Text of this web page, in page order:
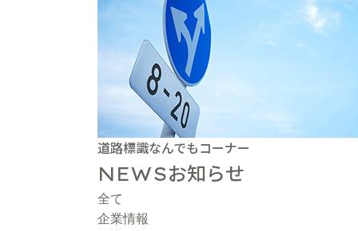
道路標識なんでもコーナー
NEWSお知らせ
全て
企業情報